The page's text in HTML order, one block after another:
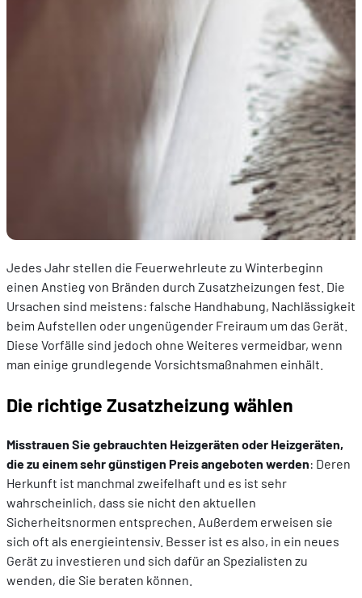
Jedes Jahr stellen die Feuerwehrleute zu Winterbeginn
einen Anstieg von Bränden durch Zusatzheizungen fest. Die
Ursachen sind meistens: falsche Handhabung, Nachlässigkeit
beim Aufstellen oder ungenügender Freiraum um das Gerät.
Diese Vorfälle sind jedoch ohne Weiteres vermeidbar, wenn
man einige grundlegende Vorsichtsmaßnahmen einhält.
Die richtige Zusatzheizung wählen
Misstrauen Sie gebrauchten Heizgeräten oder Heizgeräten,
die zu einem sehr günstigen Preis angeboten werden: Deren
Herkunft ist manchmal zweifelhaft und es ist sehr
wahrscheinlich, dass sie nicht den aktuellen
Sicherheitsnormen entsprechen. Außerdem erweisen sie
sich oft als energieintensiv. Besser ist es also, in ein neues
Gerät zu investieren und sich dafür an Spezialisten zu
wenden, die Sie beraten können.